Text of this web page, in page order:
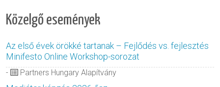
Közelgő események
Az első évek örökké tartanak – Fejlődés vs. fejlesztés
Minifesto Online Workshop-sorozat
- Partners Hungary Alapítvány